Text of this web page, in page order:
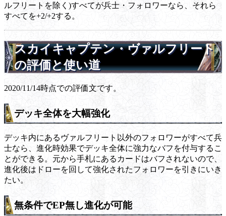
ルフリートを除く)すべてが兵士・フォロワーなら、それら
すべてを+2/+2する。
スカイキャプテン・ヴァルフリート
の評価と使い道
2020/11/14時点での評価文です。
デッキ全体を大幅強化
デッキ内にあるヴァルフリート以外のフォロワーがすべて兵
士なら、進化時効果でデッキ全体に強力なバフを付与するこ
とができる。元から手札にあるカードはバフされないので、
進化後はドローを回して強化されたフォロワーを引きにいき
たい。
無条件でEP無し進化が可能